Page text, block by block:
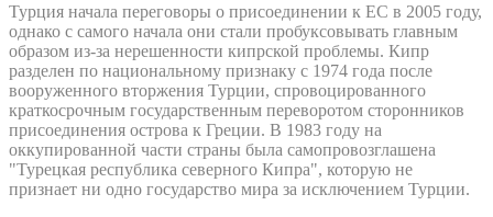
Турция начала переговоры о присоединении к ЕС в 2005 году,
однако с самого начала они стали пробуксовывать главным
образом из-за нерешенности кипрской проблемы. Кипр
разделен по национальному признаку с 1974 года после
вооруженного вторжения Турции, спровоцированного
краткосрочным государственным переворотом сторонников
присоединения острова к Греции. В 1983 году на
оккупированной части страны была самопровозглашена
"Турецкая республика северного Кипра", которую не
признает ни одно государство мира за исключением Турции.